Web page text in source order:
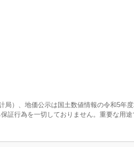
）、地価公示は国土数値情報の令和5年
証行為を一切しておりません。重要な用